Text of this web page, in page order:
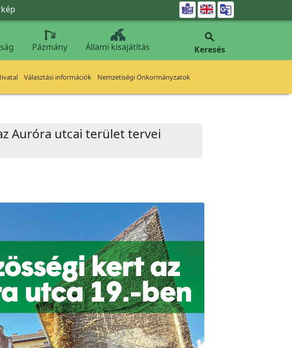

Pázmány Állami kisajátítás

Keresés
Választási információk Nemzetiségi Önkormányzatok
Auróra utcai terület tervei